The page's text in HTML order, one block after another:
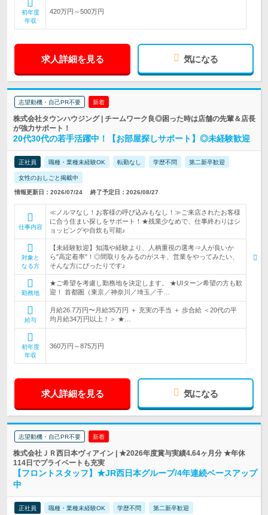
初年度
年収
420万円～500万円
求人詳細を見る 気になる
志望動機・自己PR不要 新着
株式会社タウンハウジング | チームワーク良◎困った時は店舗の先輩＆店長
が強力サポート！
20代30代の若手活躍中！【お部屋探しサポート】◎未経験歓迎
正社員 職種・業種未経験OK 転勤なし 学歴不問 第二新卒歓迎
女性のおしごと掲載中
情報更新日：2026/07/24 終了予定日：2026/08/27
仕事内容
≪ノルマなし！お客様の呼び込みもなし！≫ご来店されたお客様
に合う住まい探しをサポート！★残業少なめで、仕事終わりはシ
ョッピングや自炊も可能♪
対象と
なる方
【未経験歓迎】知識や経験より、人柄重視の選考⇒人が良いか
ら"高定着率"！◎間取りをみるのがスキ、営業をやってみたい、
そんな方にぴったりです♪
勤務地
★ご希望を考慮し勤務地を決定します。 ★UIターン希望の方も歓
迎！ 首都圏（東京／神奈川／埼玉／千…
給与
月給26.7万円〜月給35万円 ＋ 充実の手当 ＋ 歩合給 ＜20代の平
均月給34万円以上！＞ ★…
初年度
年収
360万円～875万円
求人詳細を見る 気になる
志望動機・自己PR不要 新着
株式会社ＪＲ西日本ヴィアイン | ★2026年度賞与実績4.64ヶ月分 ★年休
114日でプライベートも充実
【フロントスタッフ】★JR西日本グループ/4年連続ベースアップ
中
正社員 職種・業種未経験OK 学歴不問 第二新卒歓迎